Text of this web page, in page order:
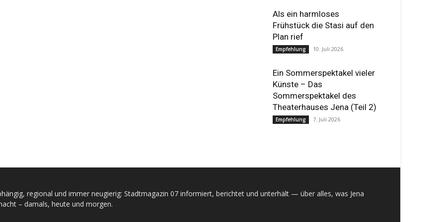
Als ein harmloses
Frühstück die Stasi auf den
Plan rief
Empfehlung 10. Juli 2026
Ein Sommerspektakel vieler
Künste – Das
Sommerspektakel des
Theaterhauses Jena (Teil 2)
Empfehlung 7. Juli 2026
regional und immer neugierig: Stadtmagazin 07 informiert, berichtet und unterhält — über alles, was Jena
– damals, heute und morgen.